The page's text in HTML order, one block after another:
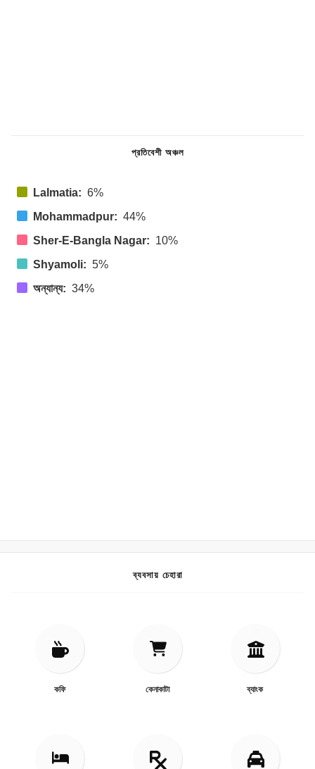
প্রতিবেশী অঞ্চল
Lalmatia: 6%
Mohammadpur: 44%
Sher-E-Bangla Nagar: 10%
Shyamoli: 5%
অন্যান্য: 34%
ব্যবসায় চেহারা
কফি কেনাকাটা ব্যাংক